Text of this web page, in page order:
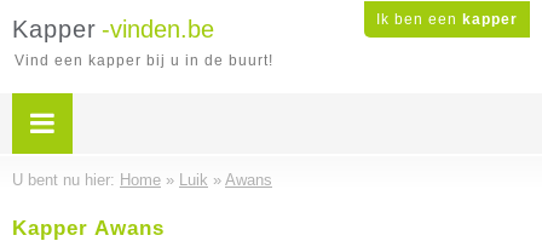
Ik ben een kapper
Kapper -vinden.be
Vind een kapper bij u in de buurt!
U bent nu hier: Home » Luik » Awans
Kapper Awans